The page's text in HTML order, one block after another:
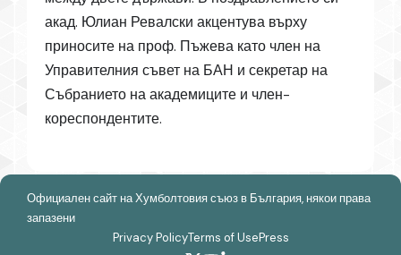
акад. Юлиан Ревалски акцентува върху
приносите на проф. Пъжева като член на
Управителния съвет на БАН и секретар на
Събранието на академиците и член-
кореспондентите.
Официален сайт на Хумболтовия съюз в България, някои права
запазени
Privacy PolicyTerms of UsePress